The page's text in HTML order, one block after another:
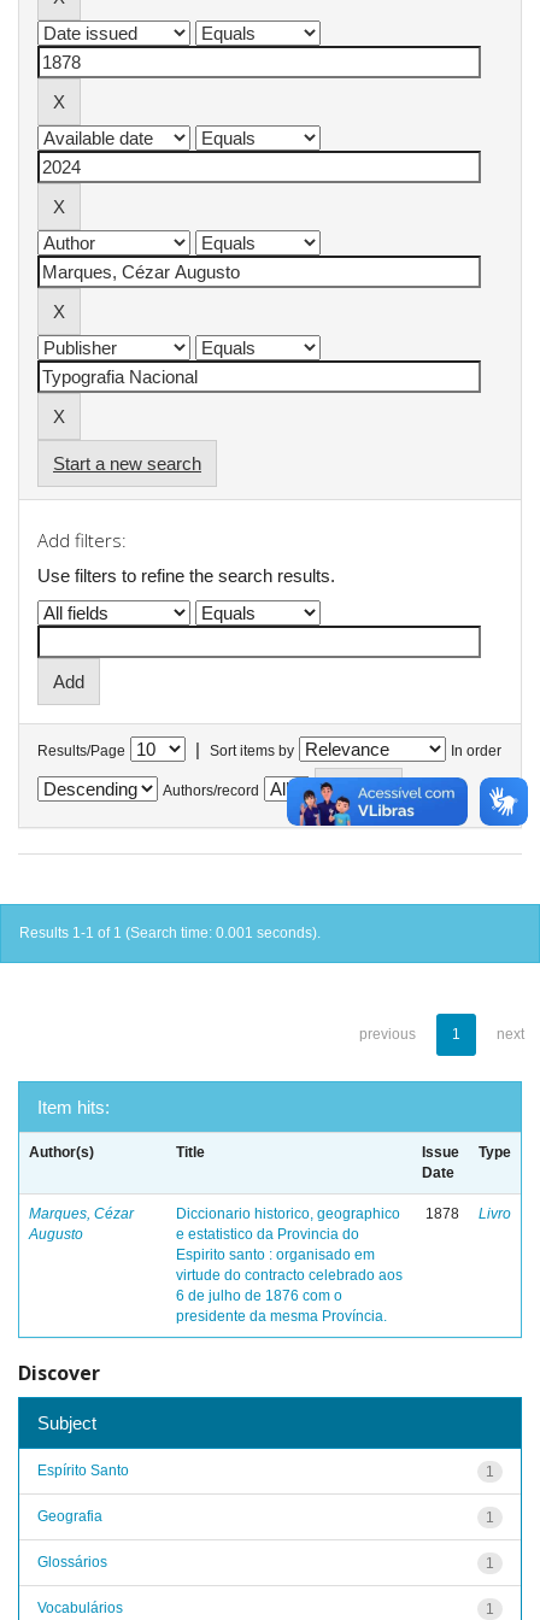
Start a new search
Add filters:
Use filters to refine the search results.
Results/Page | Sort items by In order
Authors/record
Results 1-1 of 1 (Search time: 0.001 seconds).
previous 1 next
Item hits:
Author(s) Title
Issue
Date
Type
Marques, Cézar
Augusto
Diccionario historico, geographico
e estatistico da Provincia do
Espirito santo : organisado em
virtude do contracto celebrado aos
6 de julho de 1876 com o
presidente da mesma Província.
1878 Livro
Discover
Subject
1
Espírito Santo
1
Geografia
1
Glossários
1
Vocabulários